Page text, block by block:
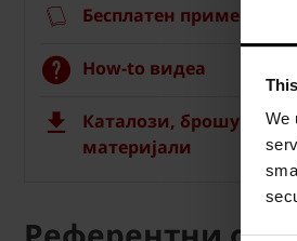
We
Бесплатен примерок
How-to видеа
Каталози, брошури,
материјали